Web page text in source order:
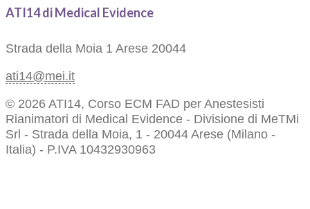
ATI14 di Medical Evidence
Strada della Moia 1 Arese 20044
ati14@mei.it
© 2026 ATI14, Corso ECM FAD per Anestesisti
Rianimatori di Medical Evidence - Divisione di MeTMi
Srl - Strada della Moia, 1 - 20044 Arese (Milano -
Italia) - P.IVA 10432930963